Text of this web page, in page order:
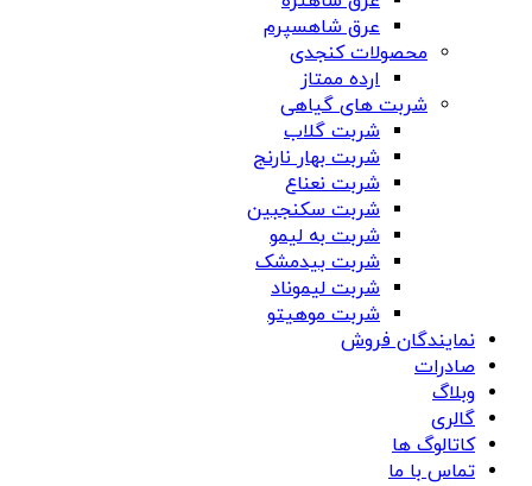
عرق شاهسپرم
محصولات کنجدی
ارده ممتاز
شربت های گیاهی
شربت گلاب
شربت بهار نارنج
شربت نعناع
شربت سکنجبین
شربت به لیمو
شربت بیدمشک
شربت لیموناد
شربت موهیتو
نمایندگان فروش
صادرات
وبلاگ
گالری
کاتالوگ ها
تماس با ما